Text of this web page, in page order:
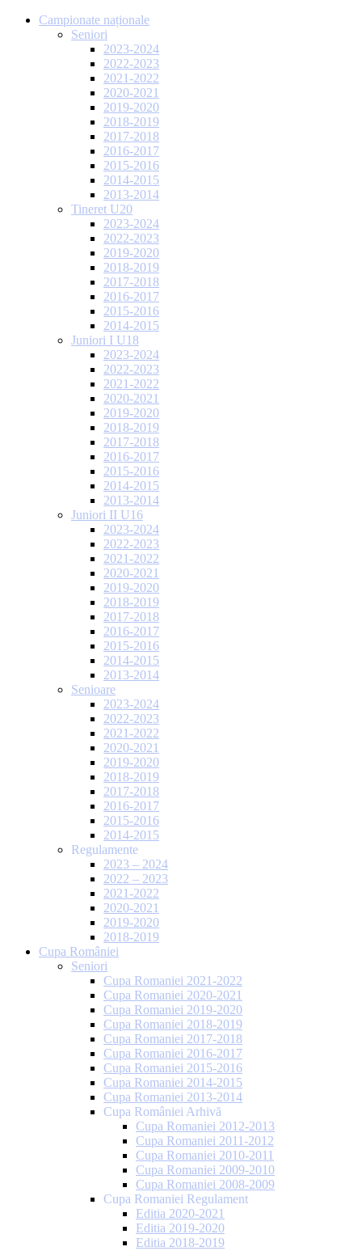
Campionate naționale
Seniori
2023-2024
2022-2023
2021-2022
2020-2021
2019-2020
2018-2019
2017-2018
2016-2017
2015-2016
2014-2015
2013-2014
Tineret U20
2023-2024
2022-2023
2019-2020
2018-2019
2017-2018
2016-2017
2015-2016
2014-2015
Juniori I U18
2023-2024
2022-2023
2021-2022
2020-2021
2019-2020
2018-2019
2017-2018
2016-2017
2015-2016
2014-2015
2013-2014
Juniori II U16
2023-2024
2022-2023
2021-2022
2020-2021
2019-2020
2018-2019
2017-2018
2016-2017
2015-2016
2014-2015
2013-2014
Senioare
2023-2024
2022-2023
2021-2022
2020-2021
2019-2020
2018-2019
2017-2018
2016-2017
2015-2016
2014-2015
Regulamente
2023 – 2024
2022 – 2023
2021-2022
2020-2021
2019-2020
2018-2019
Cupa României
Seniori
Cupa Romaniei 2021-2022
Cupa Romaniei 2020-2021
Cupa Romaniei 2019-2020
Cupa Romaniei 2018-2019
Cupa Romaniei 2017-2018
Cupa Romaniei 2016-2017
Cupa Romaniei 2015-2016
Cupa Romaniei 2014-2015
Cupa Romaniei 2013-2014
Cupa României Arhivă
Cupa Romaniei 2012-2013
Cupa Romaniei 2011-2012
Cupa Romaniei 2010-2011
Cupa Romaniei 2009-2010
Cupa Romaniei 2008-2009
Cupa Romaniei Regulament
Editia 2020-2021
Editia 2019-2020
Editia 2018-2019